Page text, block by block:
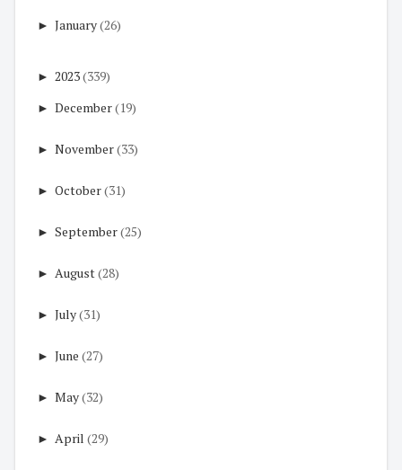
► January(26)
► 2023(339)
► December(19)
► November(33)
► October(31)
► September(25)
► August(28)
► July(31)
► June (27)
► May(32)
► April (29)